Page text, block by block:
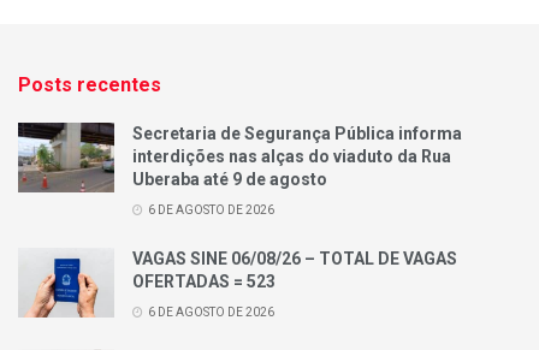
Posts recentes
Secretaria de Segurança Pública informa
interdições nas alças do viaduto da Rua
Uberaba até 9 de agosto
6 DE AGOSTO DE 2026
VAGAS SINE 06/08/26 – TOTAL DE VAGAS
OFERTADAS = 523
6 DE AGOSTO DE 2026